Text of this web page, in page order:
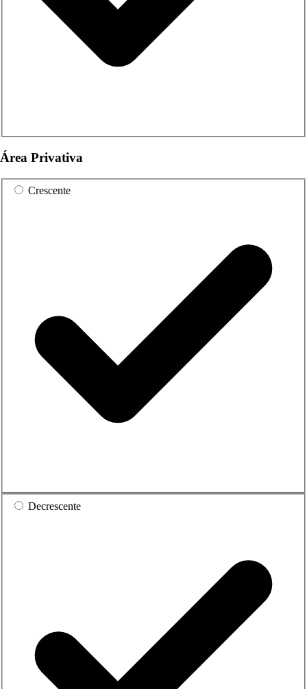
Área Privativa
Crescente
Decrescente